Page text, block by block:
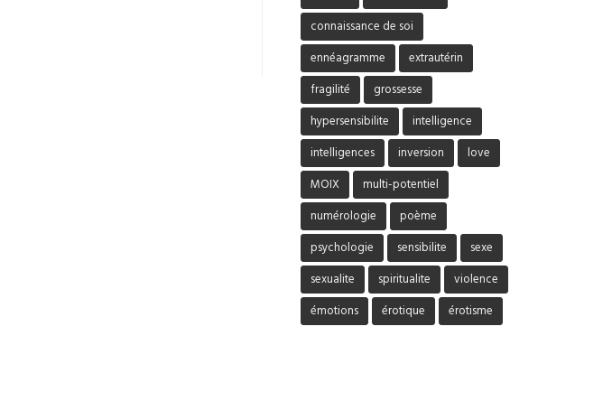
connaissance de soi
ennéagramme
extrautérin
fragilité
grossesse
hypersensibilite
intelligence
intelligences
inversion
love
MOIX
multi-potentiel
numérologie
poème
psychologie
sensibilite
sexe
sexualite
spiritualite
violence
émotions
érotique érotisme